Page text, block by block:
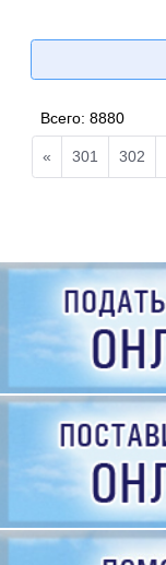
Всего:8880
« 301 302